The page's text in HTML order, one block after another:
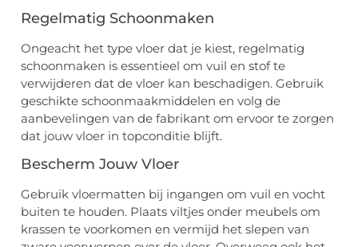
Regelmatig Schoonmaken
Ongeacht het type vloer dat je kiest, regelmatig
schoonmaken is essentieel om vuil en stof te
verwijderen dat de vloer kan beschadigen. Gebruik
geschikte schoonmaakmiddelen en volg de
aanbevelingen van de fabrikant om ervoor te zorgen
dat jouw vloer in topconditie blijft.
Bescherm Jouw Vloer
Gebruik vloermatten bij ingangen om vuil en vocht
buiten te houden. Plaats viltjes onder meubels om
krassen te voorkomen en vermijd het slepen van